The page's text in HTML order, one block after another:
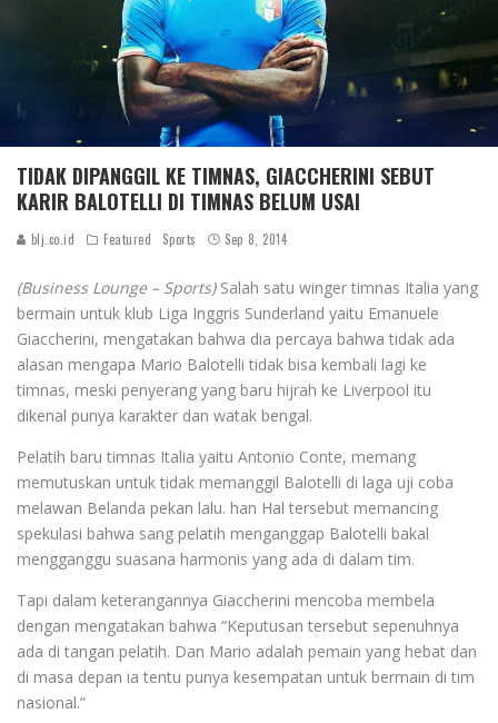
TIDAK DIPANGGIL KE TIMNAS, GIACCHERINI SEBUT
KARIR BALOTELLI DI TIMNAS BELUM USAI
blj.co.id Featured Sports Sep 8, 2014
(Business Lounge – Sports)Salah satu winger timnas Italia yang
bermain untuk klub Liga Inggris Sunderland yaitu Emanuele
Giaccherini, mengatakan bahwa dia percaya bahwa tidak ada
alasan mengapa Mario Balotelli tidak bisa kembali lagi ke
timnas, meski penyerang yang baru hijrah ke Liverpool itu
dikenal punya karakter dan watak bengal.
Pelatih baru timnas Italia yaitu Antonio Conte, memang
memutuskan untuk tidak memanggil Balotelli di laga uji coba
melawan Belanda pekan lalu. han Hal tersebut memancing
spekulasi bahwa sang pelatih menganggap Balotelli bakal
mengganggu suasana harmonis yang ada di dalam tim.
Tapi dalam keterangannya Giaccherini mencoba membela
dengan mengatakan bahwa “Keputusan tersebut sepenuhnya
ada di tangan pelatih. Dan Mario adalah pemain yang hebat dan
di masa depan ia tentu punya kesempatan untuk bermain di tim
nasional.”